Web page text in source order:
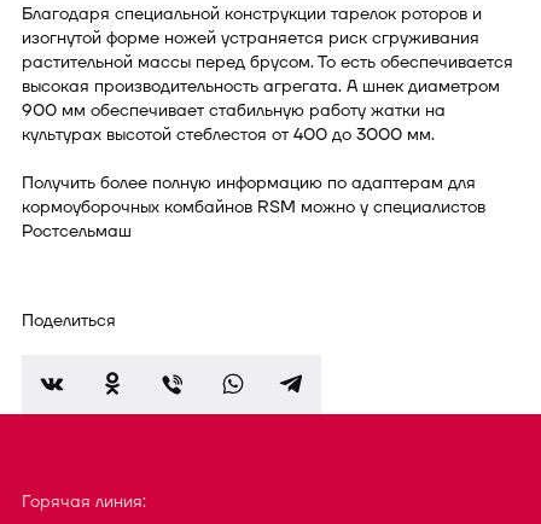
Благодаря специальной конструкции тарелок роторов и
изогнутой форме ножей устраняется риск сгруживания
растительной массы перед брусом. То есть обеспечивается
высокая производительность агрегата. А шнек диаметром
900 мм обеспечивает стабильную работу жатки на
культурах высотой стеблестоя от 400 до 3000 мм.
Получить более полную информацию по адаптерам для
кормоуборочных комбайнов RSM можно у специалистов
Ростсельмаш
Поделиться
Горячая линия: